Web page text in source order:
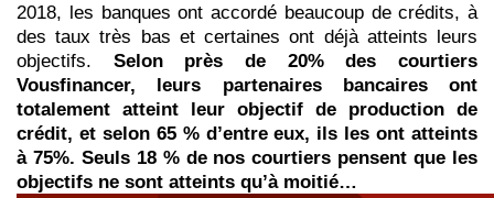
2018, les banques ont accordé beaucoup de crédits, à
des taux très bas et certaines ont déjà atteints leurs
objectifs. Selon près de 20% des courtiers
Vousfinancer, leurs partenaires bancaires ont
totalement atteint leur objectif de production de
crédit, et selon 65 % d’entre eux, ils les ont atteints
à 75%. Seuls 18 % de nos courtiers pensent que les
objectifs ne sont atteints qu’à moitié…